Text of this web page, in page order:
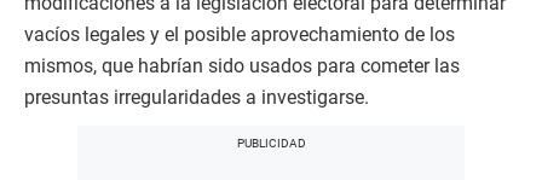
vacíos legales y el posible aprovechamiento de los
mismos, que habrían sido usados para cometer las
presuntas irregularidades a investigarse.